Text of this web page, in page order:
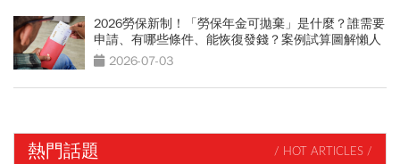
2026勞保新制！「勞保年金可拋棄」是什麼？誰需要
申請、有哪些條件、能恢復發錢？案例試算圖解懶人
包 2026-07-03
熱門話題 / HOT ARTICLES /